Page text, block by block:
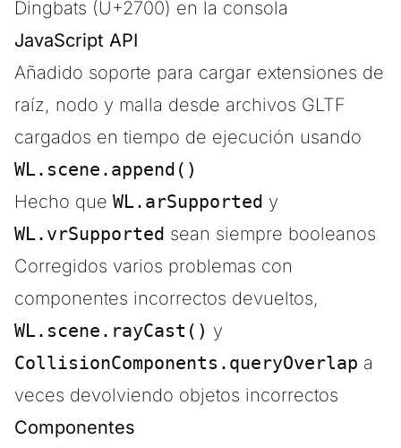
Dingbats (U+2700) en la consola
JavaScript API
Añadido soporte para cargar extensiones de
raíz, nodo y malla desde archivos GLTF
cargados en tiempo de ejecución usando
WL.scene.append()
Hecho que WL.arSupported y
WL.vrSupported sean siempre booleanos
Corregidos varios problemas con
componentes incorrectos devueltos,
WL.scene.rayCast() y
CollisionComponents.queryOverlap a
veces devolviendo objetos incorrectos
Componentes